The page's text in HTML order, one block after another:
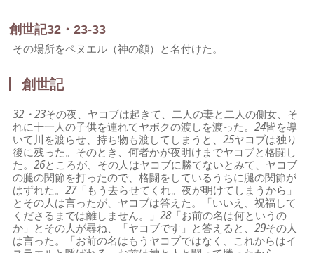
創世記32・23-33
その場所をペヌエル（神の顔）と名付けた。
創世記
32・23その夜、ヤコブは起きて、二人の妻と二人の側女、そ
れに十一人の子供を連れてヤボクの渡しを渡った。24皆を導
いて川を渡らせ、持ち物も渡してしまうと、25ヤコブは独り
後に残った。そのとき、何者かが夜明けまでヤコブと格闘し
た。26ところが、その人はヤコブに勝てないとみて、ヤコブ
の腿の関節を打ったので、格闘をしているうちに腿の関節が
はずれた。27「もう去らせてくれ。夜が明けてしまうから」
とその人は言ったが、ヤコブは答えた。「いいえ、祝福して
くださるまでは離しません。」28「お前の名は何というの
か」とその人が尋ね、「ヤコブです」と答えると、29その人
は言った。「お前の名はもうヤコブではなく、これからはイ